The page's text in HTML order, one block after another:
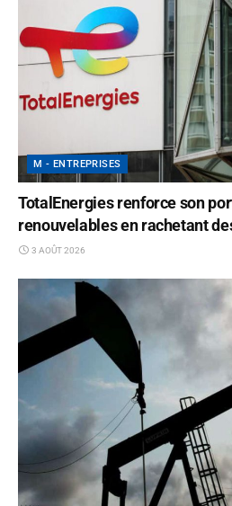
M - ENTREPRISES
TotalEnergies renforce son
renouvelables en rachetant
3 AOÛT 2026